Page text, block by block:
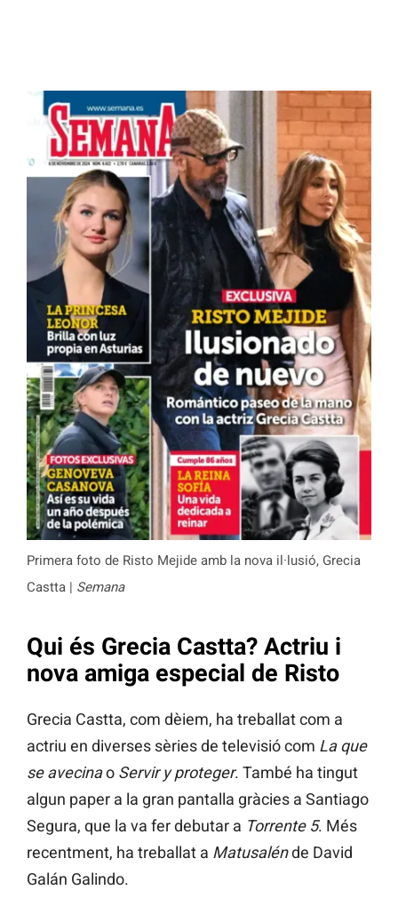
Primera foto de Risto Mejide amb la nova il·lusió, Grecia
Castta | Semana
Qui és Grecia Castta? Actriu i
nova amiga especial de Risto
Grecia Castta, com dèiem, ha treballat com a
actriu en diverses sèries de televisió com La que
se avecinao Servir y proteger. També ha tingut
algun paper a la gran pantalla gràcies a Santiago
Segura, que la va fer debutar a Torrente 5. Més
recentment, ha treballat a Matusalénde David
Galán Galindo.